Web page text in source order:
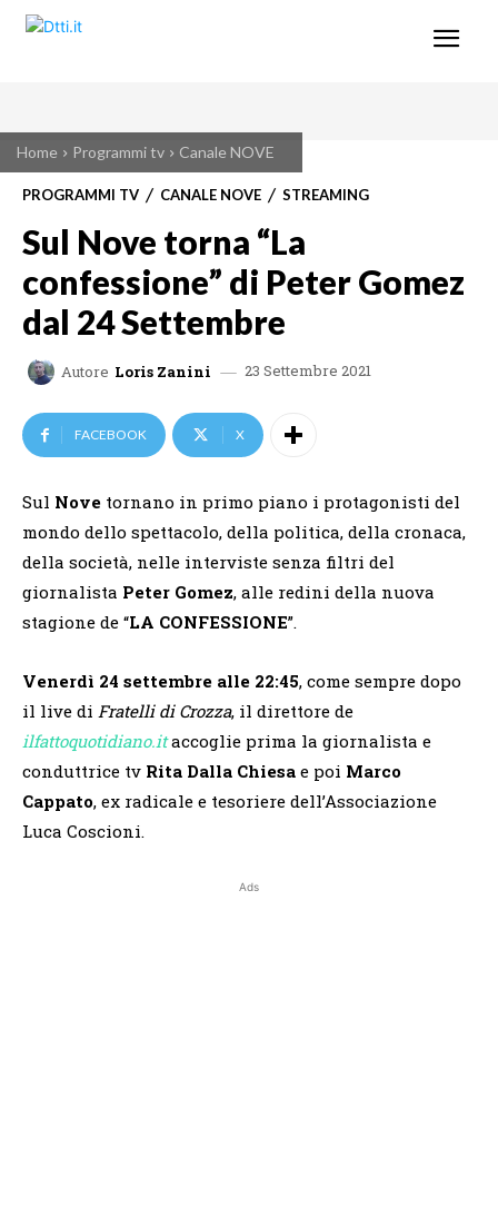
Home Programmi tv Canale NOVE
PROGRAMMI TV CANALE NOVE STREAMING
Sul Nove torna “La
confessione” di Peter Gomez
dal 24 Settembre
Autore Loris Zanini 23 Settembre 2021
FACEBOOK X
Sul Nove tornano in primo piano i protagonisti del
mondo dello spettacolo, della politica, della cronaca,
della società, nelle interviste senza filtri del
giornalista Peter Gomez, alle redini della nuova
stagione de “LA CONFESSIONE”.
Venerdì 24 settembre alle 22:45, come sempre dopo
il live di Fratelli di Crozza, il direttore de
ilfattoquotidiano.itaccoglie prima la giornalista e
conduttrice tv Rita Dalla Chiesa e poi Marco
Cappato, ex radicale e tesoriere dell’Associazione
Luca Coscioni.
Ads